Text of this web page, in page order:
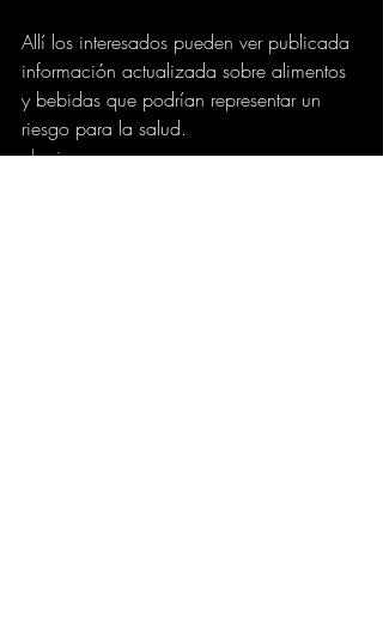
Allí los interesados pueden ver publicada
información actualizada sobre alimentos
y bebidas que podrían representar un
riesgo para la salud.
elpais.com.co